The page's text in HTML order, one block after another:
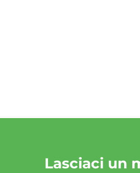
Lasciaci un